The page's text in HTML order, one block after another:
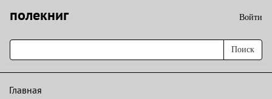
полекниг Войти
Поиск
Главная